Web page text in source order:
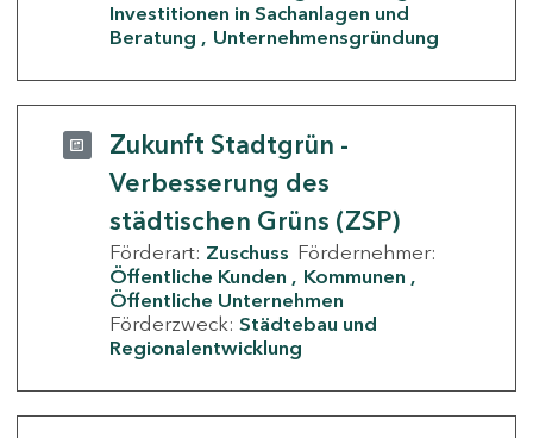
Investitionen in Sachanlagen und
Beratung
Unternehmensgründung
Zukunft Stadtgrün -
Verbesserung des
städtischen Grüns (ZSP)
Förderart: Zuschuss Fördernehmer:
Öffentliche Kunden
Kommunen
Öffentliche Unternehmen
Förderzweck: Städtebau und
Regionalentwicklung